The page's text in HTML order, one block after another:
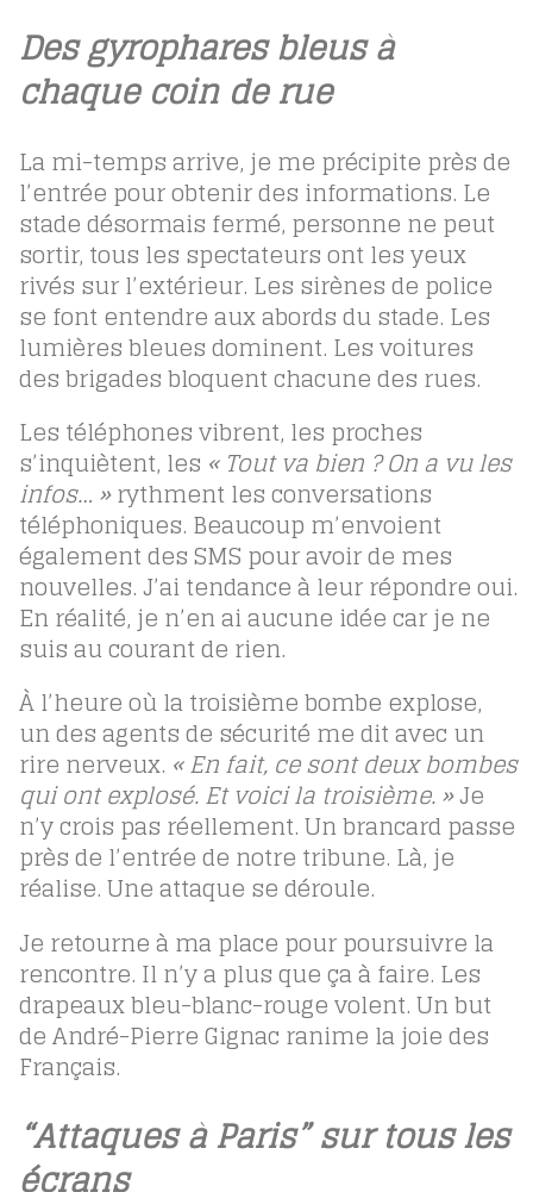
Des gyrophares bleus à
chaque coin de rue
La mi-temps arrive, je me précipite près de
l’entrée pour obtenir des informations. Le
stade désormais fermé, personne ne peut
sortir, tous les spectateurs ont les yeux
rivés sur l’extérieur. Les sirènes de police
se font entendre aux abords du stade. Les
lumières bleues dominent. Les voitures
des brigades bloquent chacune des rues.
Les téléphones vibrent, les proches
s’inquiètent, les « Tout va bien ? On a vu les
infos… »rythment les conversations
téléphoniques. Beaucoup m’envoient
également des SMS pour avoir de mes
nouvelles. J’ai tendance à leur répondre oui.
En réalité, je n’en ai aucune idée car je ne
suis au courant de rien.
À l’heure où la troisième bombe explose,
un des agents de sécurité me dit avec un
rire nerveux. « En fait, ce sont deux bombes
qui ont explosé. Et voici la troisième. »Je
n’y crois pas réellement. Un brancard passe
près de l’entrée de notre tribune. Là, je
réalise. Une attaque se déroule.
Je retourne à ma place pour poursuivre la
rencontre. Il n’y a plus que ça à faire. Les
drapeaux bleu-blanc-rouge volent. Un but
de André-Pierre Gignac ranime la joie des
Français.
“Attaques à Paris” sur tous les
écrans